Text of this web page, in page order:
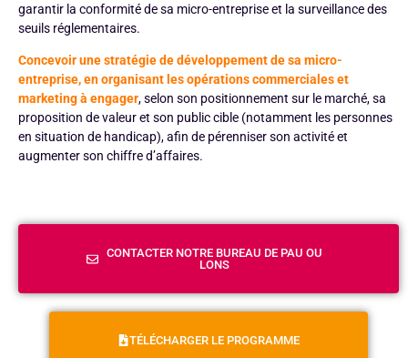
garantir la conformité de sa micro-entreprise et la surveillance des
seuils réglementaires.
Concevoir une stratégie de développement de sa micro-
entreprise, en organisant les opérations commerciales et
marketing à engager, selon son positionnement sur le marché, sa
proposition de valeur et son public cible (notamment les personnes
en situation de handicap), afin de pérenniser son activité et
augmenter son chiffre d’affaires.
CONTACTER NOTRE BUREAU DE PAU OU
LONS
TÉLÉCHARGER LE PROGRAMME